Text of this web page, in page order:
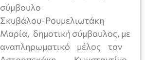
σύμβουλο
Σκυβάλου-Ρουμελιωτάκη
Μαρία, δημοτική σύμβουλος, με
αναπληρωματικό μέλος τον